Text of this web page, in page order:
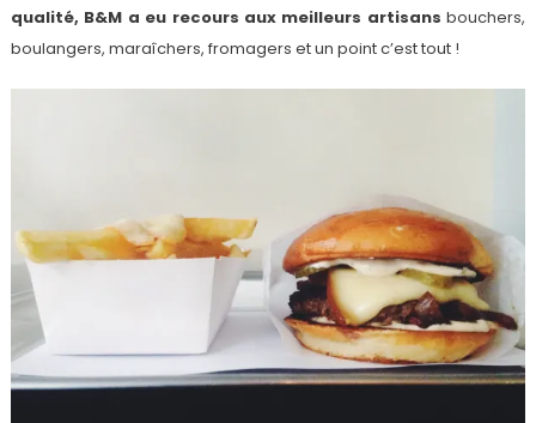
qualité, B&M a eu recours aux meilleurs artisans bouchers,
boulangers, maraîchers, fromagers et un point c’est tout !